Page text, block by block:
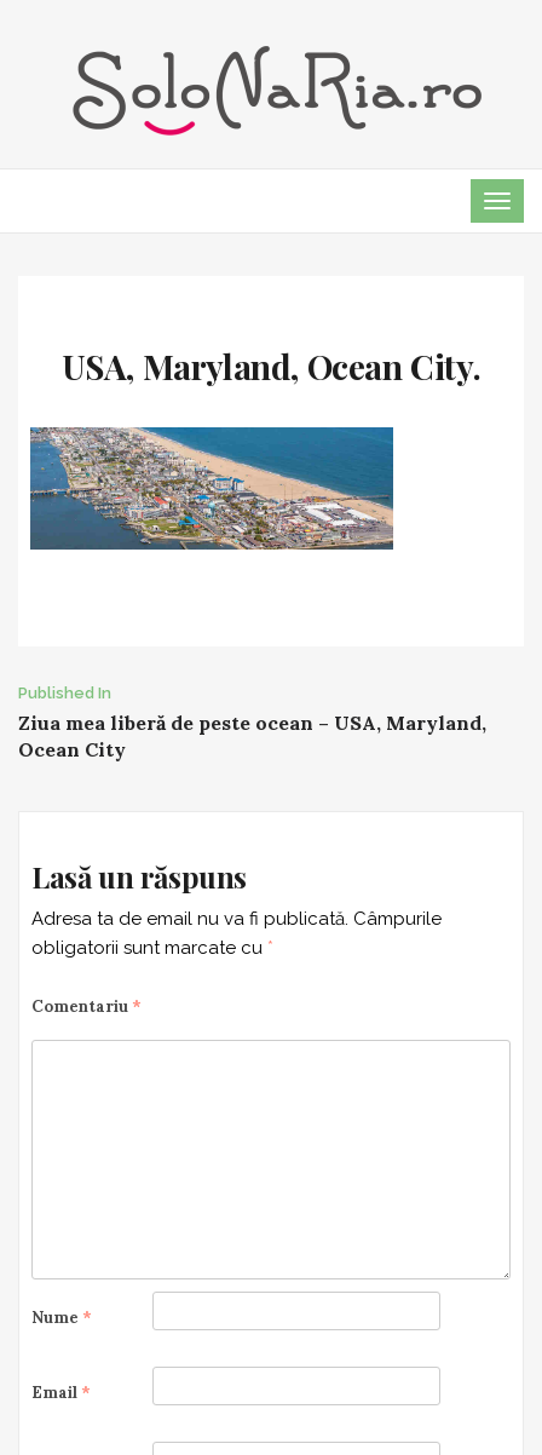
USA, Maryland, Ocean City.
Post
navigation
Published In
Ziua mea liberă de peste ocean – USA, Maryland,
Ocean City
Lasă un răspuns
Adresa ta de email nu va fi publicată. Câmpurile
obligatorii sunt marcate cu *
Comentariu *
Nume *
Email *